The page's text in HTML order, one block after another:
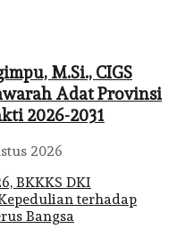
M.Si., CIGS
Adat Provinsi
2026-2031
2026